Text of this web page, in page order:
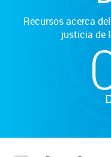
Recursos acerca
justicia de